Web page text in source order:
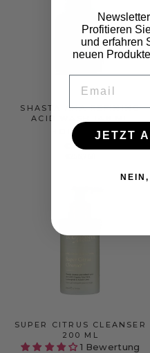
SHASTA AHA REFINING
ACID WASH 148 ML
HOLIFROG
€38,00
SUPER CITRUS CLEANSER
200 ML
1 Bewertung
Profitieren
und erfahren
neuen
JETZT